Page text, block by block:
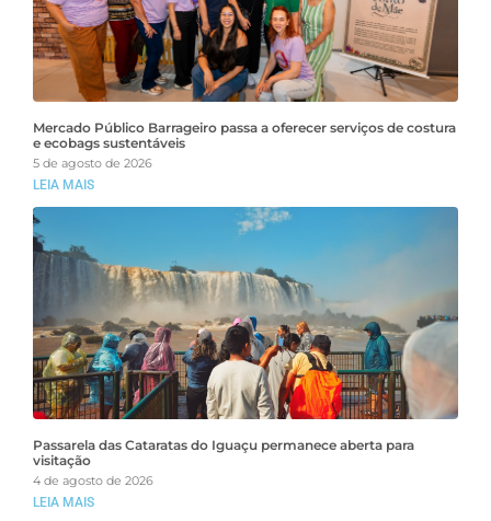
Mercado Público Barrageiro passa a oferecer serviços de costura
e ecobags sustentáveis
5 de agosto de 2026
LEIA MAIS
Passarela das Cataratas do Iguaçu permanece aberta para
visitação
4 de agosto de 2026
LEIA MAIS